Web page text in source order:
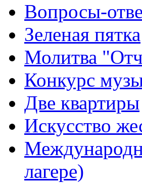
Вопросы-
Зеленая пятка
Молитва
Конкурс
Две квартиры
Искусство
лагере)